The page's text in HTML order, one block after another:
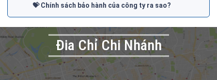
💝 Chính sách bảo hành của công ty ra sao?
Đia Chỉ Chi Nhánh